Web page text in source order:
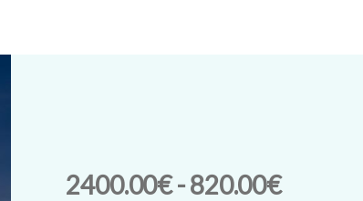
2400.00€ - 820.00€